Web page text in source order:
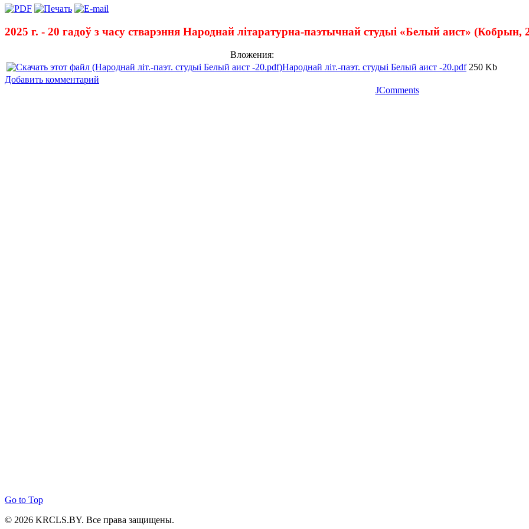
2025 г. - 20 гадоў з часу стварэння Народнай літаратурна-паэтычнай студыі «Белый аист» (Кобрын,
Вложения:
Народнай літ.-паэт. студыі Белый аист -20.pdf 250 Kb
Добавить комментарий
JComments
Go to Top
© 2026 KRCLS.BY. Все права защищены.